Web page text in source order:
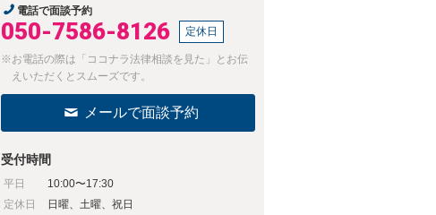
電話で面談予約
050-7586-8126 定休日
※お電話の際は「ココナラ法律相談を見た」とお伝
えいただくとスムーズです。
メールで面談予約
受付時間
平日
10:00〜17:30
定休日
日曜、土曜、祝日